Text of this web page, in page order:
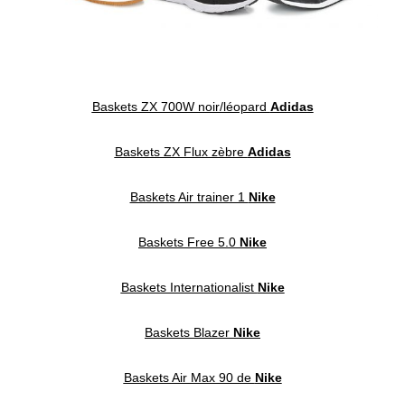
Baskets ZX 700W noir/léopard Adidas
Baskets ZX Flux zèbre Adidas
Baskets Air trainer 1 Nike
Baskets Free 5.0 Nike
Baskets Internationalist Nike
Baskets Blazer Nike
Baskets Air Max 90 de Nike